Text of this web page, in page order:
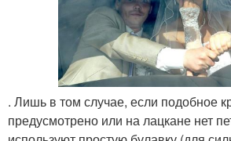
. Лишь в том случае, если подобное
предусмотрено или на лацкане нет